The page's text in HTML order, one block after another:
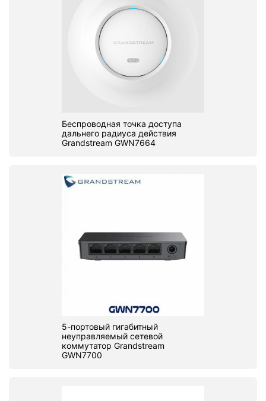
Беспроводная точка доступа
дальнего радиуса действия
Grandstream GWN7664
5-портовый гигабитный
неуправляемый сетевой
коммутатор Grandstream
GWN7700